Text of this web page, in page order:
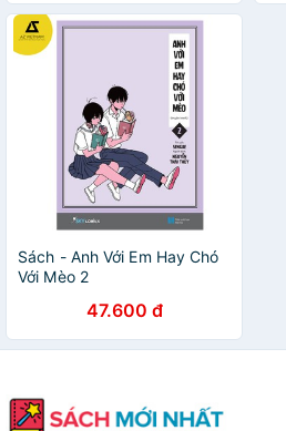
Sách - Anh Với Em Hay Chó
Với Mèo 2
47.600 đ